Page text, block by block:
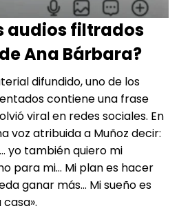
audios filtrados
Ana Bárbara?
difundido, uno de los
contiene una frase
viral en redes sociales. En
voz atribuida a Muñoz decir:
yo también quiero mi
para mi… Mi plan es hacer
ganar más… Mi sueño es